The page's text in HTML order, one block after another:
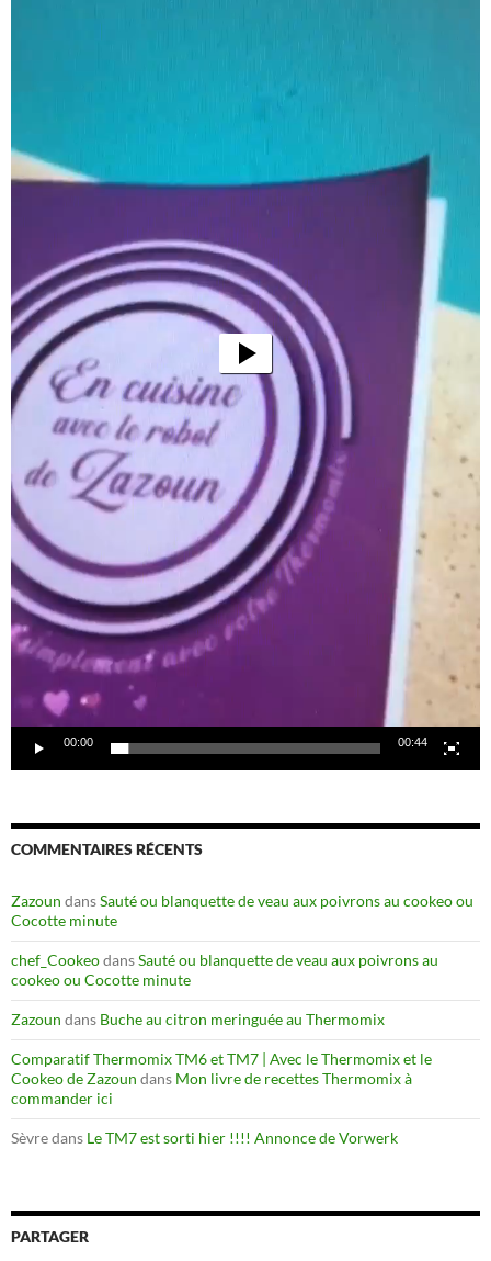
00:00 00:44
COMMENTAIRES RÉCENTS
Zazoun dansSauté ou blanquette de veau aux poivrons au cookeo ou
Cocotte minute
chef_CookeodansSauté ou blanquette de veau aux poivrons au
cookeo ou Cocotte minute
Zazoun dans Buche au citron meringuée au Thermomix
Comparatif Thermomix TM6 et TM7 | Avec le Thermomix et le
Cookeo de Zazoun dans Mon livre de recettes Thermomix à
commander ici
Sèvredans Le TM7 est sorti hier !!!! Annonce de Vorwerk
PARTAGER